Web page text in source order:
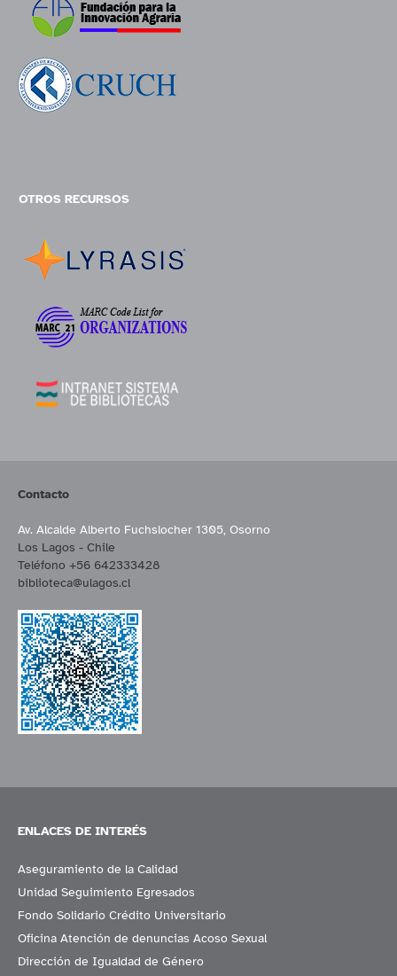
OTROS RECURSOS
Contacto
Av. Alcalde Alberto Fuchslocher 1305, Osorno
Los Lagos - Chile
Teléfono +56 642333428
biblioteca@ulagos.cl
ENLACES DE INTERÉS
Aseguramiento de la Calidad
Unidad Seguimiento Egresados
Fondo Solidario Crédito Universitario
Oficina Atención de denuncias Acoso Sexual
Dirección de Igualdad de Género